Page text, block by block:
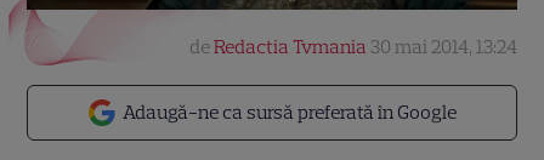
Adaugă-ne ca sursă preferată în Google
deRedactia Tvmania 30 mai 2014, 13:24